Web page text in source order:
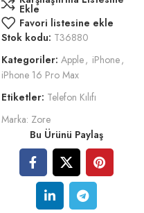
Ekle
Favori listesine ekle
Stok kodu: T36880
Kategoriler: Apple, iPhone,
iPhone 16 Pro Max
Etiketler: Telefon Kılıfı
Marka: Zore
Bu Ürünü Paylaş